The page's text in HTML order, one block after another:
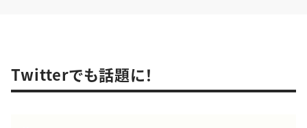
Twitterでも話題に！